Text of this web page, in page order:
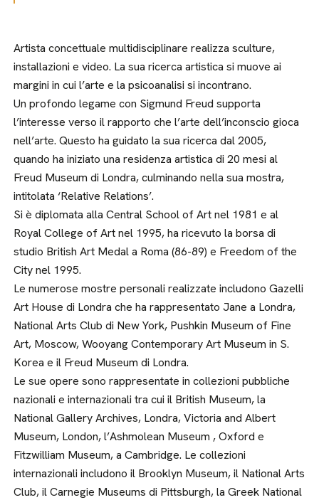
Artista concettuale multidisciplinare realizza sculture,
installazioni e video. La sua ricerca artistica si muove ai
margini in cui l’arte e la psicoanalisi si incontrano.
Un profondo legame con Sigmund Freud supporta
l’interesse verso il rapporto che l’arte dell’inconscio gioca
nell’arte. Questo ha guidato la sua ricerca dal 2005,
quando ha iniziato una residenza artistica di 20 mesi al
Freud Museum di Londra, culminando nella sua mostra,
intitolata ‘Relative Relations’.
Si è diplomata alla Central School of Art nel 1981 e al
Royal College of Art nel 1995, ha ricevuto la borsa di
studio British Art Medal a Roma (86-89) e Freedom of the
City nel 1995.
Le numerose mostre personali realizzate includono Gazelli
Art House di Londra che ha rappresentato Jane a Londra,
National Arts Club di New York, Pushkin Museum of Fine
Art, Moscow, Wooyang Contemporary Art Museum in S.
Korea e il Freud Museum di Londra.
Le sue opere sono rappresentate in collezioni pubbliche
nazionali e internazionali tra cui il British Museum, la
National Gallery Archives, Londra, Victoria and Albert
Museum, London, l’Ashmolean Museum , Oxford e
Fitzwilliam Museum, a Cambridge. Le collezioni
internazionali includono il Brooklyn Museum, il National Arts
Club, il Carnegie Museums di Pittsburgh, la Greek National